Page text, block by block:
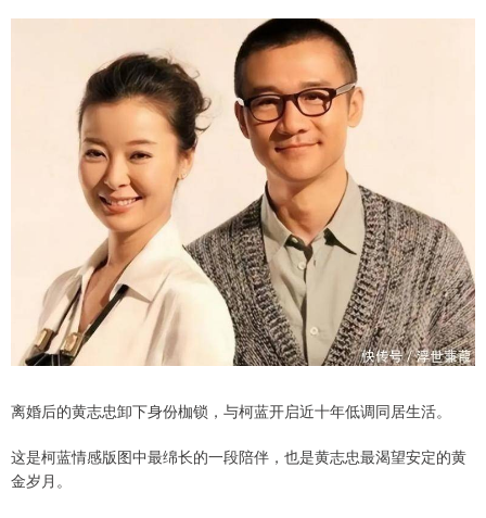
离婚后的黄志忠卸下身份枷锁，与柯蓝开启近十年低调同居生活。
这是柯蓝情感版图中最绵长的一段陪伴，也是黄志忠最渴望安定的黄
金岁月。